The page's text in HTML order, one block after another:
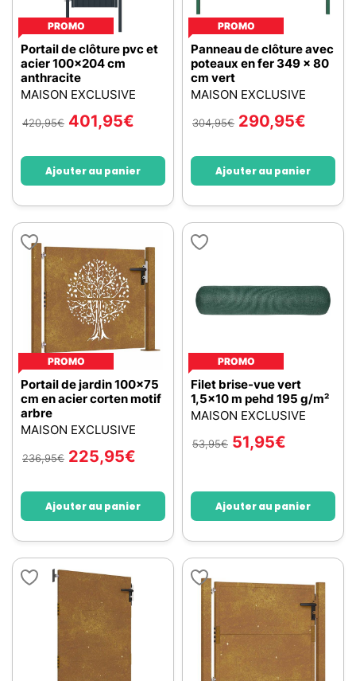
PROMO
Portail de clôture pvc et
acier 100x204 cm
anthracite
MAISON EXCLUSIVE
420,95€ 401,95€
Ajouter au panier
PROMO
Panneau de clôture avec
poteaux en fer 349 x 80
cm vert
MAISON EXCLUSIVE
304,95€ 290,95€
Ajouter au panier
PROMO
Portail de jardin 100x75
cm en acier corten motif
arbre
MAISON EXCLUSIVE
236,95€ 225,95€
Ajouter au panier
PROMO
Filet brise-vue vert
1,5x10 m pehd 195 g/m²
MAISON EXCLUSIVE
53,95€ 51,95€
Ajouter au panier